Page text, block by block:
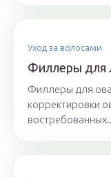
Уход за волосами
Филлеры для
Филлеры для
корректировки